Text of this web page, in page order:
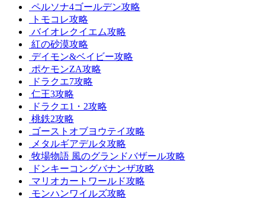
ペルソナ4ゴールデン攻略
トモコレ攻略
バイオレクイエム攻略
紅の砂漠攻略
デイモン&ベイビー攻略
ポケモンZA攻略
ドラクエ7攻略
仁王3攻略
ドラクエ1・2攻略
桃鉄2攻略
ゴーストオブヨウテイ攻略
メタルギアデルタ攻略
牧場物語 風のグランドバザール攻略
ドンキーコングバナンザ攻略
マリオカートワールド攻略
モンハンワイルズ攻略